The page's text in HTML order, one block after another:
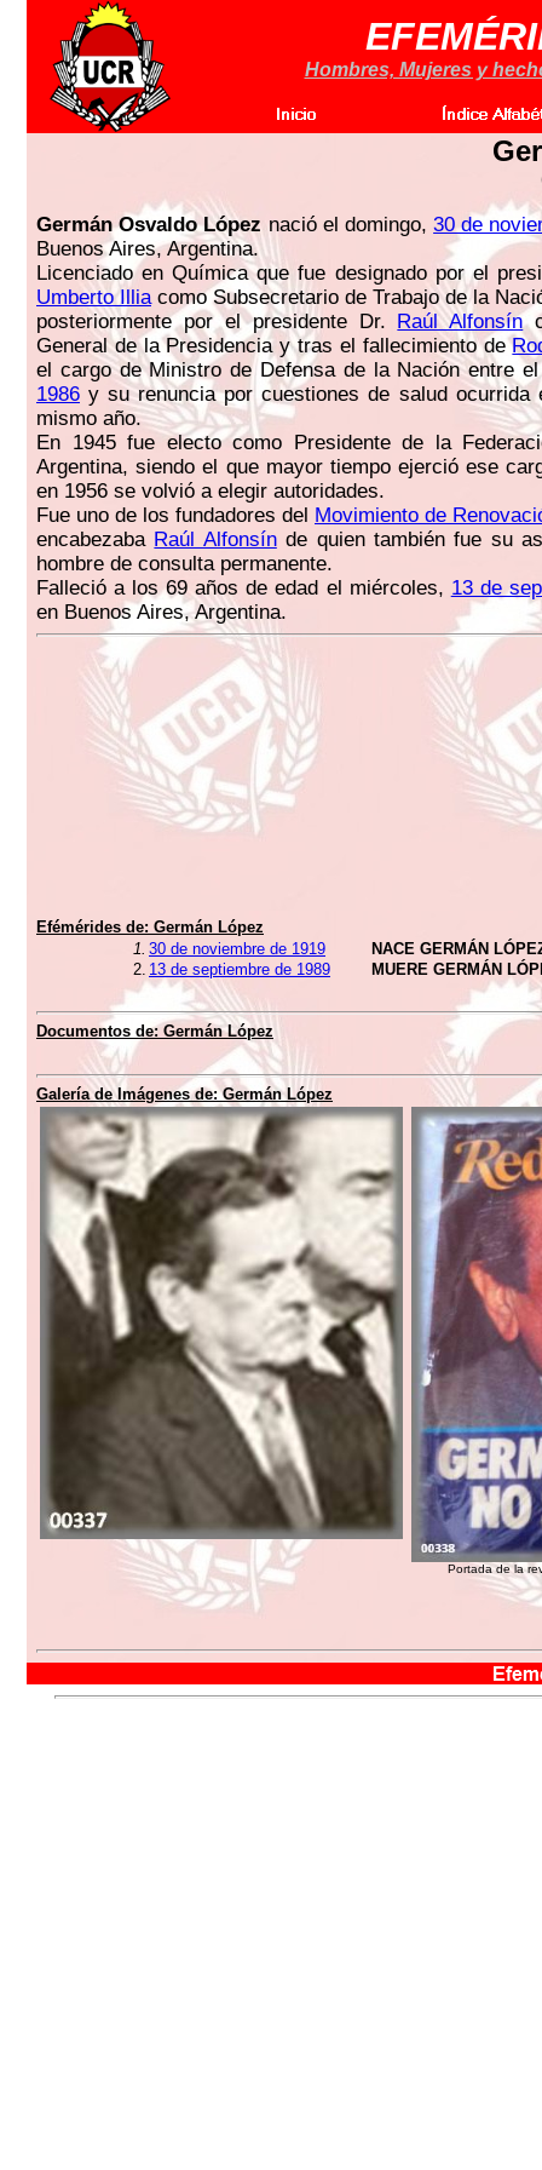
Hombres, Mujeres y
Germán Osvaldo López nació el domingo,30 de
Buenos Aires, Argentina.
Licenciado en Química que fue designado por el
Umberto Illiacomo Subsecretario de Trabajo de la
posteriormente por el presidente Dr. Raúl Alfonsín
General de la Presidencia y tras el fallecimiento de
el cargo de Ministro de Defensa de la Nación entre
1986 y su renuncia por cuestiones de salud
mismo año.
En 1945 fue electo como Presidente de la
Argentina, siendo el que mayor tiempo ejerció ese
en 1956 se volvió a elegir autoridades.
Fue uno de los fundadores del Movimiento de
encabezaba Raúl Alfonsínde quien también fue su
hombre de consulta permanente.
Falleció a los 69 años de edad el miércoles, 13 de
en Buenos Aires, Argentina.
Efémérides de: Germán López
1. 30 de noviembre de 1919
NACE GERMÁN
2. 13 de septiembre de 1989 MUERE GERMÁN
Documentos de: Germán López
Galería de Imágenes de:Germán López
Portada de la